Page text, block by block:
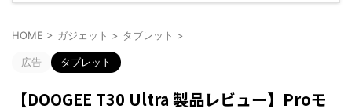
HOME > ガジェット > タブレット >
広告 タブレット
【DOOGEE T30 Ultra 製品レビュー】Proモ